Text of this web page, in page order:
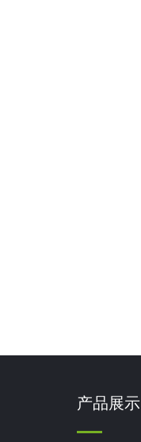
产品展示